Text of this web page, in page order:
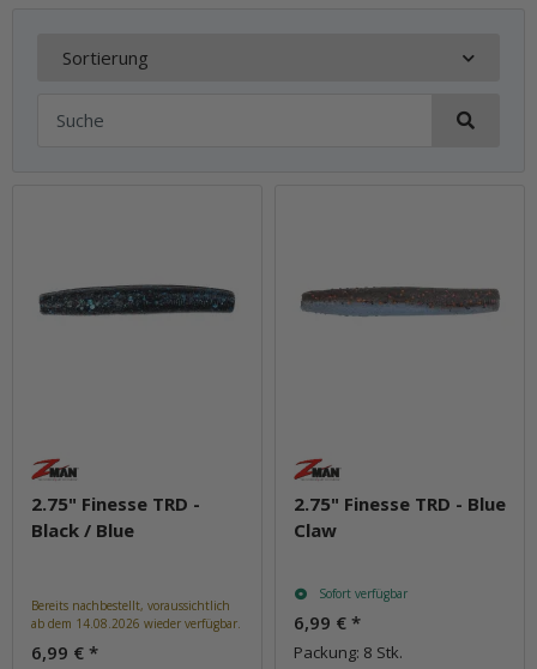
Sortierung
2.75" Finesse TRD -
Black / Blue
Bereits nachbestellt, voraussichtlich
ab dem 14.08.2026 wieder verfügbar.
6,99 € *
2.75" Finesse TRD - Blue
Claw
Sofort verfügbar
6,99 € *
Packung: 8 Stk.